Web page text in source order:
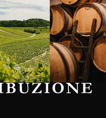
Borgogna,
Francia
Instagram